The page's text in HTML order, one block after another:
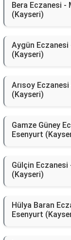
Bera Eczanesi
(Kayseri)
Aygün
(Kayseri)
Arısoy
(Kayseri)
Gamze Güney
Esenyurt
Gülçin
(Kayseri)
Hülya Baran
Esenyurt